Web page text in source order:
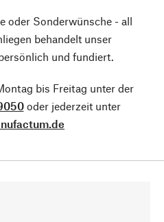
oder Sonderwünsche - all
behandelt unser
und fundiert.
bis Freitag unter der
oder jederzeit unter